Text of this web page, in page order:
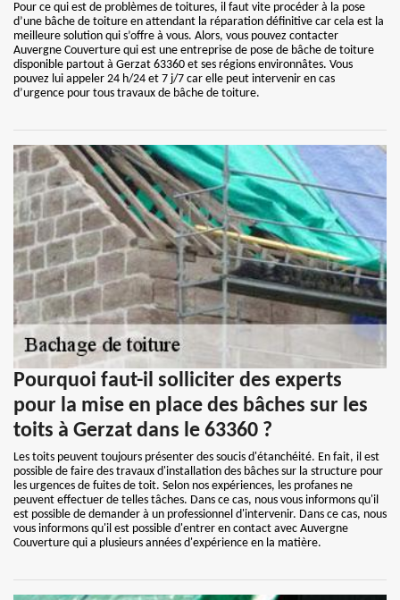
Pour ce qui est de problèmes de toitures, il faut vite procéder à la pose
d’une bâche de toiture en attendant la réparation définitive car cela est la
meilleure solution qui s’offre à vous. Alors, vous pouvez contacter
Auvergne Couverture qui est une entreprise de pose de bâche de toiture
disponible partout à Gerzat 63360 et ses régions environnâtes. Vous
pouvez lui appeler 24 h/24 et 7 j/7 car elle peut intervenir en cas
d’urgence pour tous travaux de bâche de toiture.
Pourquoi faut-il solliciter des experts
pour la mise en place des bâches sur les
toits à Gerzat dans le 63360 ?
Les toits peuvent toujours présenter des soucis d'étanchéité. En fait, il est
possible de faire des travaux d'installation des bâches sur la structure pour
les urgences de fuites de toit. Selon nos expériences, les profanes ne
peuvent effectuer de telles tâches. Dans ce cas, nous vous informons qu'il
est possible de demander à un professionnel d'intervenir. Dans ce cas, nous
vous informons qu'il est possible d'entrer en contact avec Auvergne
Couverture qui a plusieurs années d'expérience en la matière.